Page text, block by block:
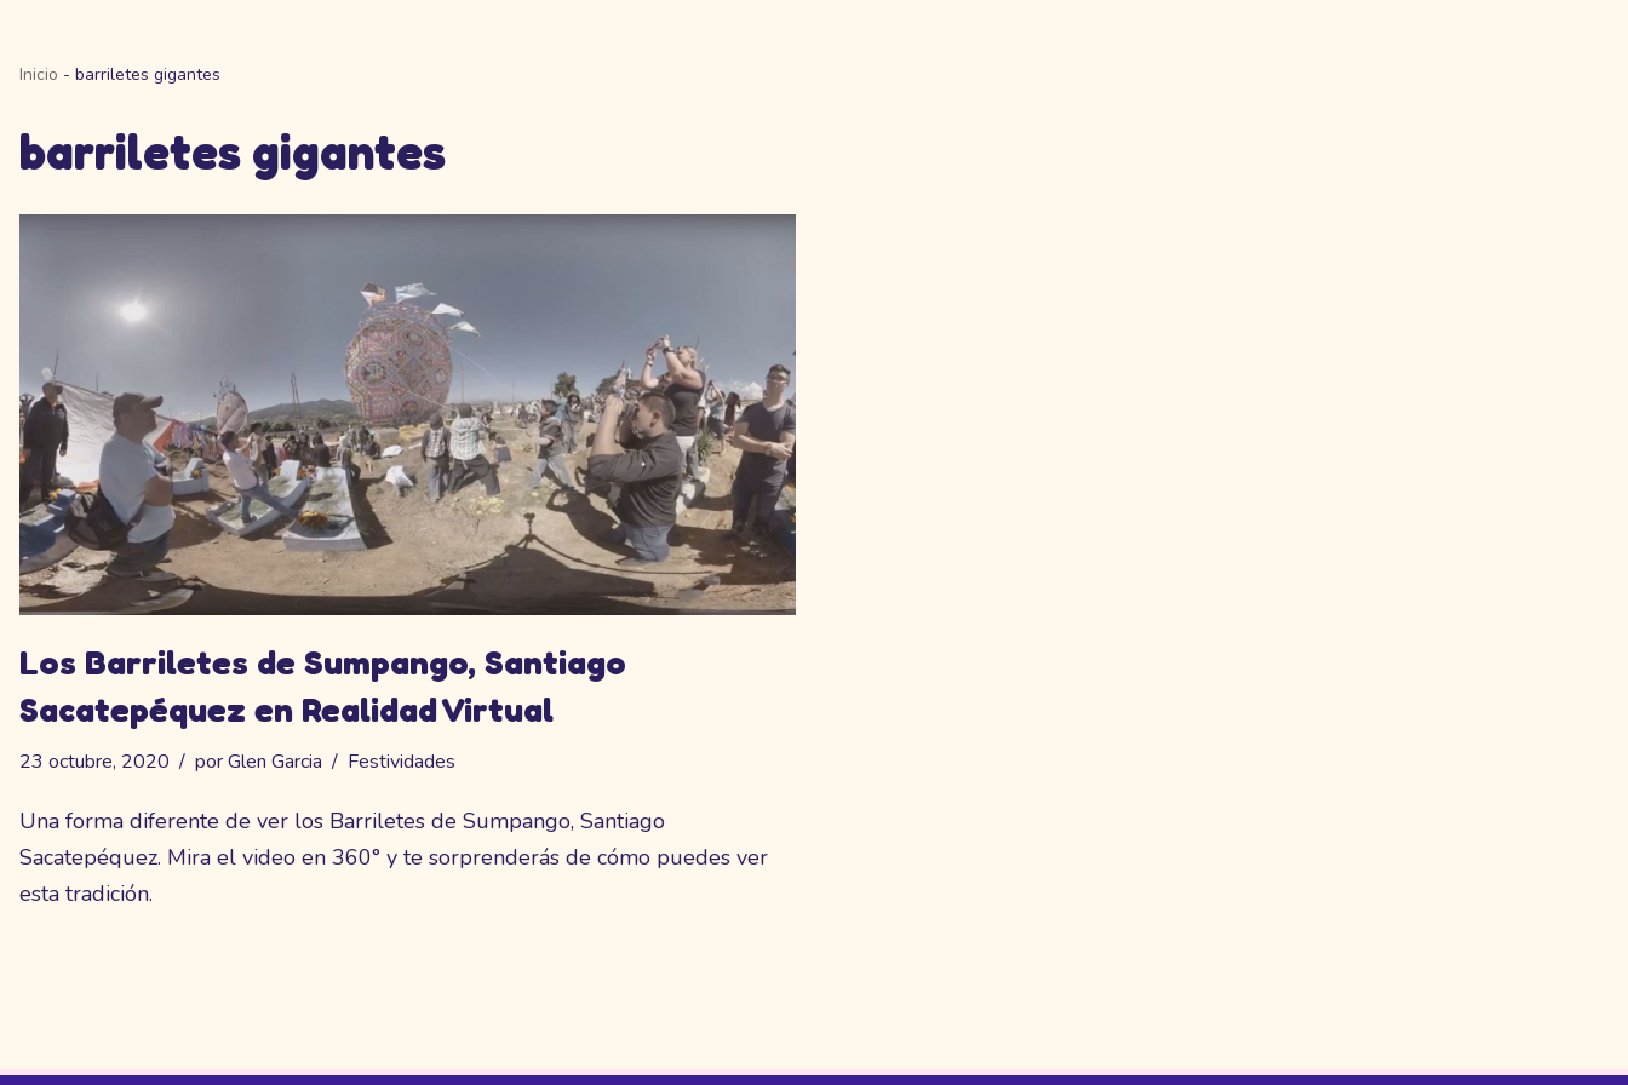
Inicio - barriletes gigantes
barriletes gigantes
Los Barriletes de Sumpango, Santiago
Sacatepéquez en Realidad Virtual
23 octubre, 2020 porGlen Garcia Festividades
Una forma diferente de ver los Barriletes de Sumpango, Santiago
Sacatepéquez. Mira el video en 360° y te sorprenderás de cómo puedes ver
esta tradición.